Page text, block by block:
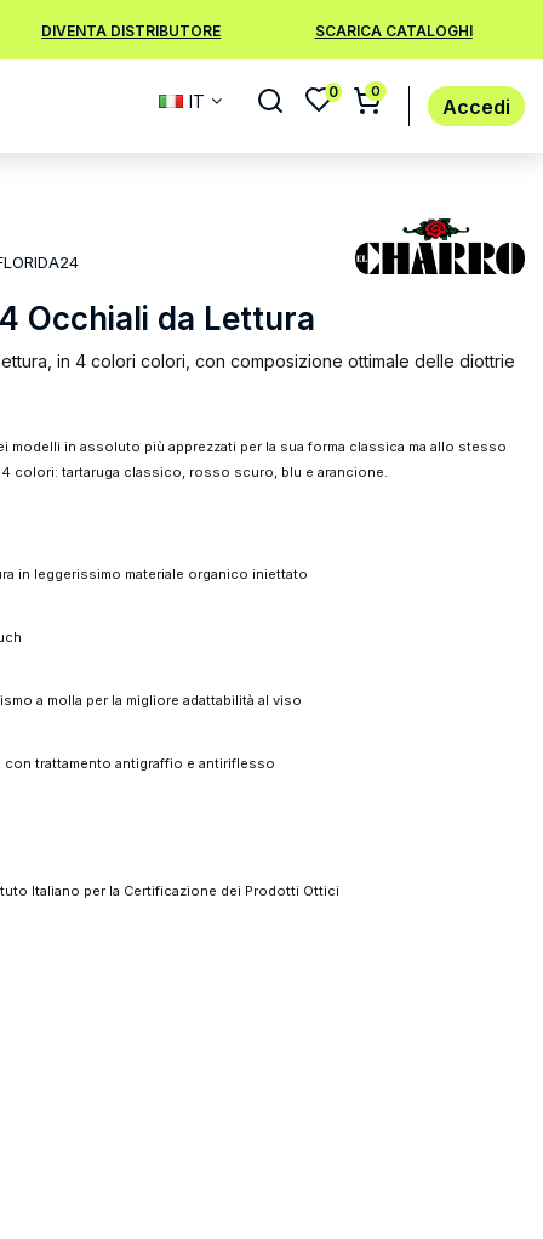
DIVENTA DISTRIBUTORE SCARICA CATALOGHI
IT 0 0
Accedi
Occhiali da Lettura
in 4 colori colori, con composizione ottimale delle diottrie
modelli in assoluto più apprezzati per la sua forma classica ma allo stesso
colori: tartaruga classico, rosso scuro, blu e arancione.
in leggerissimo materiale organico iniettato
a molla per la migliore adattabilità al viso
trattamento antigraffio e antiriflesso
Italiano per la Certificazione dei Prodotti Ottici